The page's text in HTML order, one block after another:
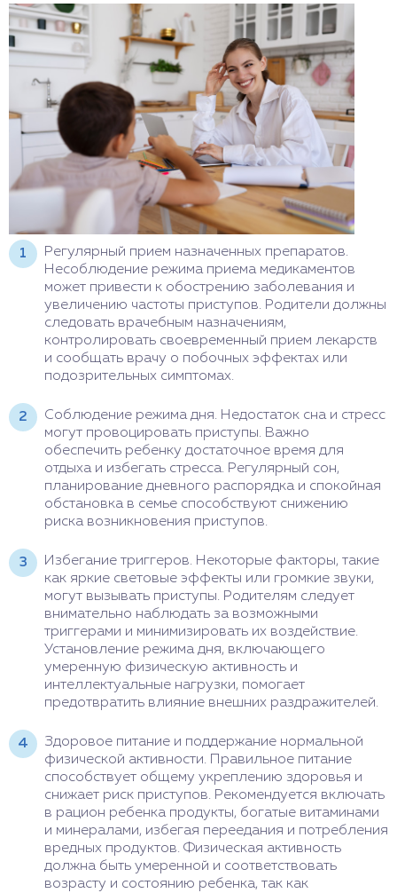
Регулярный прием назначенных препаратов.
Несоблюдение режима приема медикаментов
может привести к обострению заболевания и
увеличению частоты приступов. Родители должны
следовать врачебным назначениям,
контролировать своевременный прием лекарств
и сообщать врачу о побочных эффектах или
подозрительных симптомах.
Соблюдение режима дня. Недостаток сна и стресс
могут провоцировать приступы. Важно
обеспечить ребенку достаточное время для
отдыха и избегать стресса. Регулярный сон,
планирование дневного распорядка и спокойная
обстановка в семье способствуют снижению
риска возникновения приступов.
Избегание триггеров. Некоторые факторы, такие
как яркие световые эффекты или громкие звуки,
могут вызывать приступы. Родителям следует
внимательно наблюдать за возможными
триггерами и минимизировать их воздействие.
Установление режима дня, включающего
умеренную физическую активность и
интеллектуальные нагрузки, помогает
предотвратить влияние внешних раздражителей.
Здоровое питание и поддержание нормальной
физической активности. Правильное питание
способствует общему укреплению здоровья и
снижает риск приступов. Рекомендуется включать
в рацион ребенка продукты, богатые витаминами
и минералами, избегая переедания и потребления
вредных продуктов. Физическая активность
должна быть умеренной и соответствовать
возрасту и состоянию ребенка, так как